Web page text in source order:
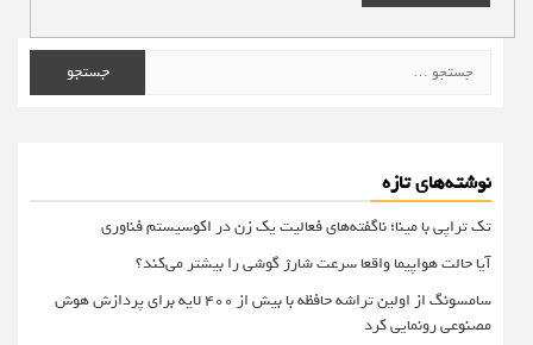
برای:
نوشته‌های تازه
تک تراپی با مینا؛ ناگفته‌های فعالیت یک زن در اکوسیستم فناوری
آیا حالت هواپیما واقعا سرعت شارژ گوشی را بیشتر می‌کند؟
سامسونگ از اولین تراشه حافظه با بیش از ۴۰۰ لایه برای پردازش هوش
مصنوعی رونمایی کرد